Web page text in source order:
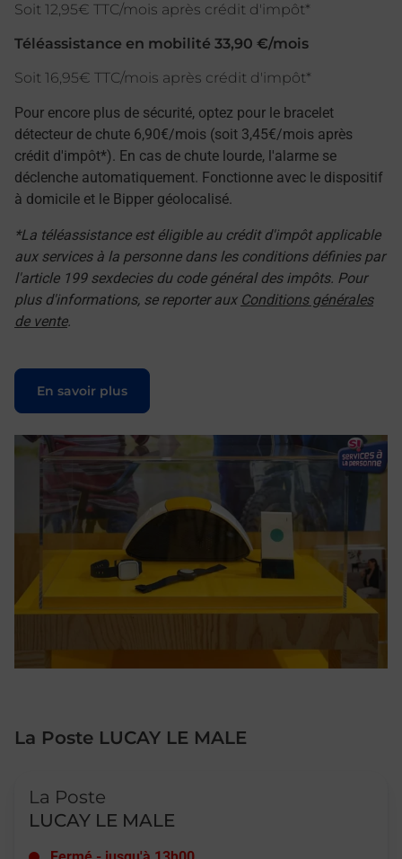
Soit 12,95€ TTC/mois après crédit d'impôt*
Téléassistance en mobilité 33,90 €/mois
Soit 16,95€ TTC/mois après crédit d'impôt*
Pour encore plus de sécurité, optez pour le bracelet
détecteur de chute 6,90€/mois (soit 3,45€/mois après
crédit d'impôt*). En cas de chute lourde, l'alarme se
déclenche automatiquement. Fonctionne avec le dispositif
à domicile et le Bipper géolocalisé.
*La téléassistance est éligible au crédit d'impôt applicable
aux services à la personne dans les conditions définies par
l'article 199 sexdecies du code général des impôts. Pour
plus d'informations, se reporter aux Conditions générales
de vente.
En savoir plus
Le lien s'ouvre dans un nouvel onglet
La Poste LUCAY LE MALE
La Poste
LUCAY LE MALE